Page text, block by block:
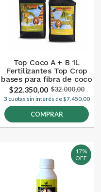
Top Coco A + B 1L
Fertilizantes Top Crop
bases para fibra de coco
$22.350,00 $32.000,00
3 cuotas sin interés de $7.450,00
COMPRAR
17%
OFF